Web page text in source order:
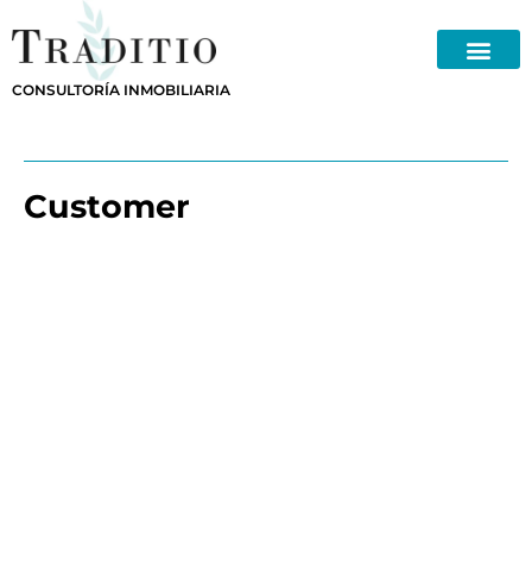
to
CONSULTORÍA INMOBILIARIA
Customer